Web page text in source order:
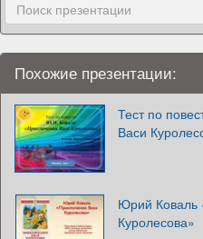
Похожие презентации:
Тест по
Васи
Юрий Коваль
Куролесова»